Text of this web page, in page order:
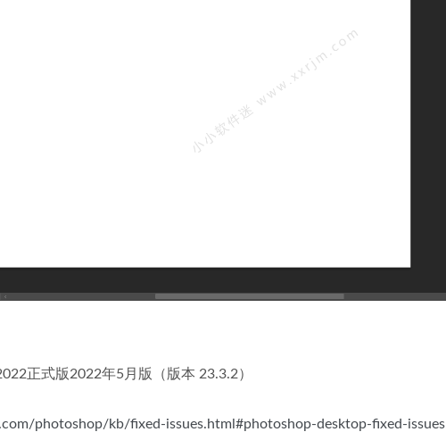
正式版2022年5月版（版本 23.3.2）
photoshop/kb/fixed-issues.html#photoshop-desktop-fixed-issues